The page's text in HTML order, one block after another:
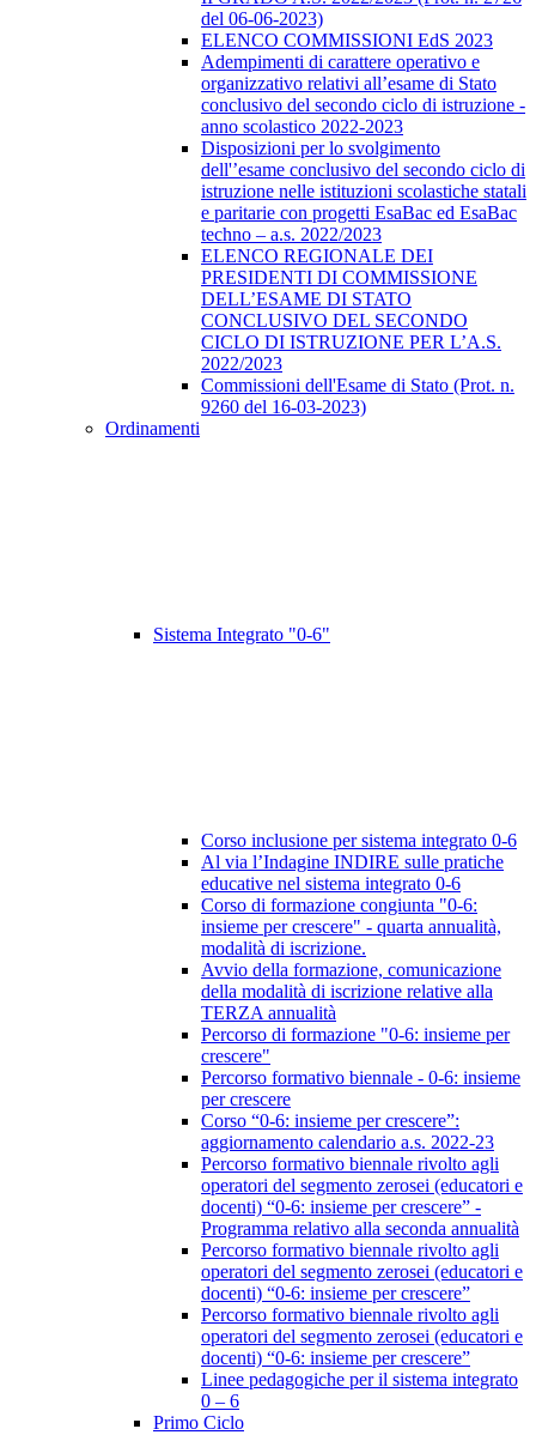
del 06-06-2023)
ELENCO COMMISSIONI EdS 2023
Adempimenti di carattere operativo e
organizzativo relativi all’esame di Stato
conclusivo del secondo ciclo di istruzione -
anno scolastico 2022-2023
Disposizioni per lo svolgimento
dell'’esame conclusivo del secondo ciclo di
istruzione nelle istituzioni scolastiche statali
e paritarie con progetti EsaBac ed EsaBac
techno – a.s. 2022/2023
ELENCO REGIONALE DEI
PRESIDENTI DI COMMISSIONE
DELL’ESAME DI STATO
CONCLUSIVO DEL SECONDO
CICLO DI ISTRUZIONE PER L’A.S.
2022/2023
Commissioni dell'Esame di Stato (Prot. n.
9260 del 16-03-2023)
Ordinamenti
Sistema Integrato "0-6"
Corso inclusione per sistema integrato 0-6
Al via l’Indagine INDIRE sulle pratiche
educative nel sistema integrato 0-6
Corso di formazione congiunta "0-6:
insieme per crescere" - quarta annualità,
modalità di iscrizione.
Avvio della formazione, comunicazione
della modalità di iscrizione relative alla
TERZA annualità
Percorso di formazione "0-6: insieme per
crescere"
Percorso formativo biennale - 0-6: insieme
per crescere
Corso “0-6: insieme per crescere”:
aggiornamento calendario a.s. 2022-23
Percorso formativo biennale rivolto agli
operatori del segmento zerosei (educatori e
docenti) “0-6: insieme per crescere” -
Programma relativo alla seconda annualità
Percorso formativo biennale rivolto agli
operatori del segmento zerosei (educatori e
docenti) “0-6: insieme per crescere”
Percorso formativo biennale rivolto agli
operatori del segmento zerosei (educatori e
docenti) “0-6: insieme per crescere”
Linee pedagogiche per il sistema integrato
0 – 6
Primo Ciclo